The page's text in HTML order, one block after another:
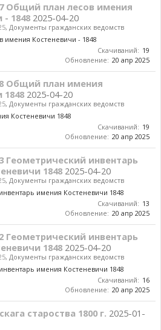
Общий план лесов имения
- 1848 2025-04-20
, Документы гражданских ведомств
имения Костеневичи - 1848
Скачиваний: 19
Обновление: 20 апр 2025
Общий план имения
1848 2025-04-20
, Документы гражданских ведомств
Костеневичи 1848
Скачиваний: 19
Обновление: 20 апр 2025
Геометрический инвентарь
1848 2025-04-20
, Документы гражданских ведомств
имения Костеневичи 1848
Скачиваний: 13
Обновление: 20 апр 2025
Геометрический инвентарь
1848 2025-04-20
, Документы гражданских ведомств
имения Костеневичи 1848
Скачиваний: 16
Обновление: 20 апр 2025
староства 1800 г. 2025-01-